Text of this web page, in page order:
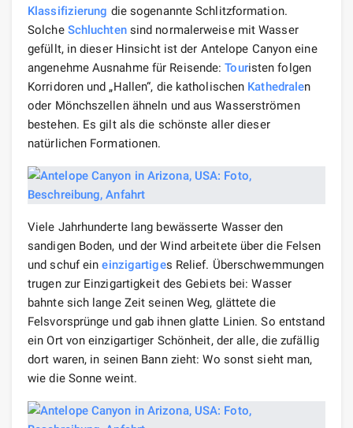
Klassifizierung die sogenannte Schlitzformation.
Solche Schluchtensind normalerweise mit Wasser
gefüllt, in dieser Hinsicht ist der Antelope Canyon eine
angenehme Ausnahme für Reisende:Touristen folgen
Korridoren und „Hallen“, die katholischen Kathedralen
oder Mönchszellen ähneln und aus Wasserströmen
bestehen. Es gilt als die schönste aller dieser
natürlichen Formationen.
Viele Jahrhunderte lang bewässerte Wasser den
sandigen Boden, und der Wind arbeitete über die Felsen
und schuf eineinzigartiges Relief. Überschwemmungen
trugen zur Einzigartigkeit des Gebiets bei: Wasser
bahnte sich lange Zeit seinen Weg, glättete die
Felsvorsprünge und gab ihnen glatte Linien. So entstand
ein Ort von einzigartiger Schönheit, der alle, die zufällig
dort waren, in seinen Bann zieht: Wo sonst sieht man,
wie die Sonne weint.